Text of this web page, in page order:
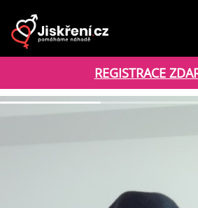
REGISTRACE